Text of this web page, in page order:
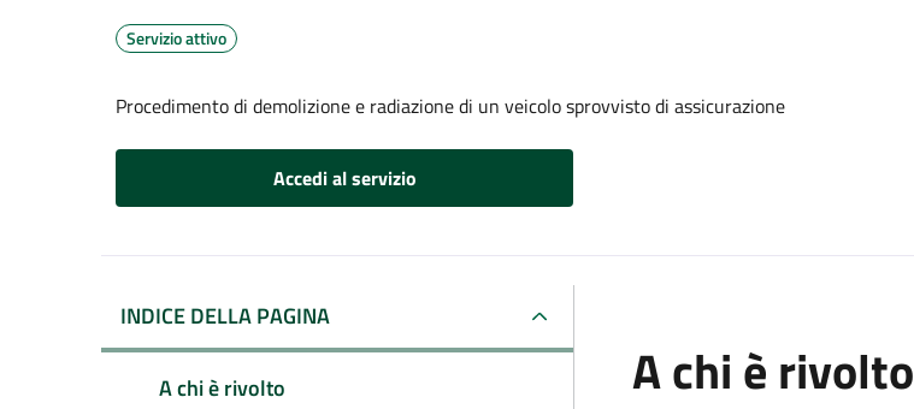
Servizio attivo
Procedimento di demolizione e radiazione di un veicolo sprovvisto di assicurazione
Accedi al servizio
INDICE DELLA PAGINA
A chi è rivolto
A chi è rivolto